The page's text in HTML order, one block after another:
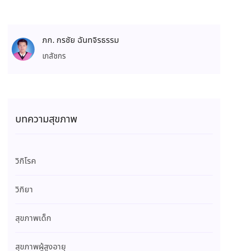
ภก. กรชัย ฉันทจิรธรรม
เภสัชกร
บทความสุขภาพ
วิกิโรค
วิกิยา
สุขภาพเด็ก
สุขภาพผู้สูงอายุ